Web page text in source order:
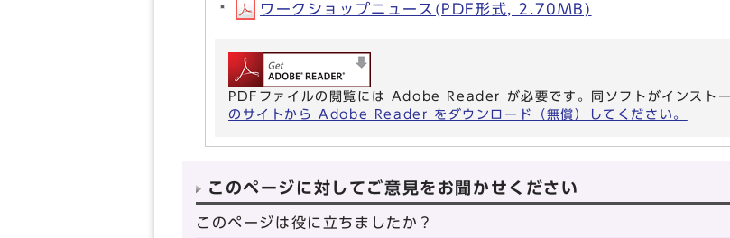
ワークショップニュース(PDF形式, 2.70MB)
PDFファイルの閲覧には Adobe Reader が必要です。同ソフトがインスト
のサイトから Adobe Reader をダウンロード（無償）してください。
このページに対してご意見をお聞かせください
このページは役に立ちましたか？